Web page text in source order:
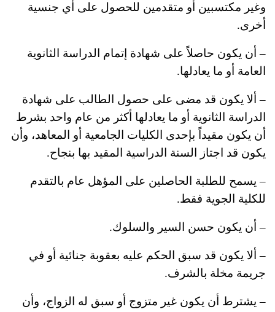
وغير مكتسبين أو متقدمين للحصول على أي جنسية
أخرى.
– أن يكون حاصلاً على شهادة إتمام الدراسة الثانوية
العامة أو ما يعادلها.
– ألا يكون قد مضى على حصول الطالب على شهادة
الدراسة الثانوية أو ما يعادلها أكثر من عام واحد بشرط
أن يكون مقيداً بإحدى الكليات الجامعية أو المعاهد، وأن
يكون قد اجتاز السنة الدراسية المقيد بها بنجاح.
– يسمح للطلبة الحاصلين على المؤهل عام بالتقدم
للكلية الجوية فقط.
– أن يكون حسن السير والسلوك.
– ألا يكون قد سبق الحكم عليه بعقوبة جنائية أو في
جريمة مخلة بالشرف.
– يشترط أن يكون غير متزوج أو سبق له الزواج، وأن